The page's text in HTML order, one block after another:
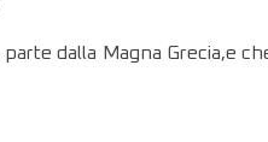
dalla Magna Grecia,e